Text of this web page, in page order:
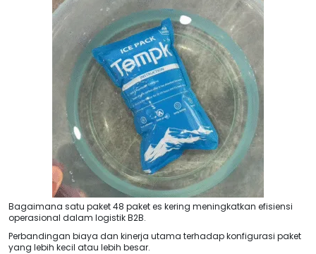
Bagaimana satu paket 48 paket es kering meningkatkan efisiensi
operasional dalam logistik B2B.
Perbandingan biaya dan kinerja utama terhadap konfigurasi paket
yang lebih kecil atau lebih besar.